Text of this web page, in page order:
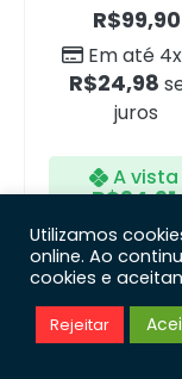
R$99,90
Em até
R$24,98
juros
A vista
R$94,91
Utilizamos
online. Ao
cookies e
Rejeitar